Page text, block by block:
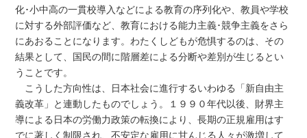
化･小中高の一貫校導入などによる教育の序列化や、教員や学校
に対する外部評価など、教育における能力主義･競争主義をさら
にあおることになります。わたくしどもが危惧するのは、その
結果として、国民の間に階層差による分断や差別が生じるとい
うことです。
こうした方向性は、日本社会に進行するいわゆる「新自由主
義改革」と連動したものでしょう。１９９０年代以後、財界主
導による日本の労働力政策の転換により、長期の正規雇用はす
でに著しく制限され、不安定な雇用に甘んじる人々が激増して